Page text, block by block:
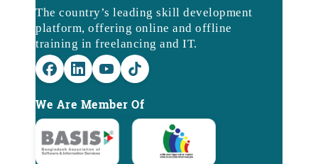
The country’s leading skill development
platform, offering online and offline
training in freelancing and IT.
We Are Member Of